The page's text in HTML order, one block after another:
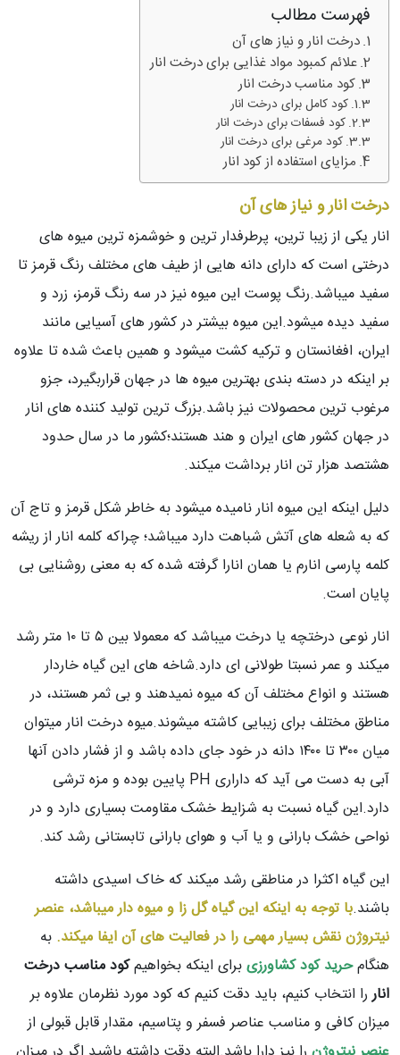
فهرست مطالب
درخت انار و نیاز های آن
علائم کمبود مواد غذایی برای درخت انار
کود مناسب درخت انار
کود کامل برای درخت انار
کود فسفات برای درخت انار
کود مرغی برای درخت انار
مزایای استفاده از کود انار
درخت انار و نیاز های آن
انار یکی از زیبا ترین، پرطرفدار ترین و خوشمزه ترین میوه های
درختی است که دارای دانه هایی از طیف های مختلف رنگ قرمز تا
سفید میباشد.رنگ پوست این میوه نیز در سه رنگ قرمز، زرد و
سفید دیده میشود.این میوه بیشتر در کشور های آسیایی مانند
ایران، افغانستان و ترکیه کشت میشود و همین باعث شده تا علاوه
بر اینکه در دسته بندی بهترین میوه ها در جهان قراربگیرد، جزو
مرغوب ترین محصولات نیز باشد.بزرگ ترین تولید کننده های انار
در جهان کشور های ایران و هند هستند؛کشور ما در سال حدود
هشتصد هزار تن انار برداشت میکند.
دلیل اینکه این میوه انار نامیده میشود به خاطر شکل قرمز و تاج آن
که به شعله های آتش شباهت دارد میباشد؛ چراکه کلمه انار از ریشه
کلمه پارسی انارم یا همان انارا گرفته شده که به معنی روشنایی بی
پایان است.
انار نوعی درختچه یا درخت میباشد که معمولا بین ۵ تا ۱۰ متر رشد
میکند و عمر نسبتا طولانی ای دارد.شاخه های این گیاه خاردار
هستند و انواع مختلف آن که میوه نمیدهند و بی ثمر هستند، در
مناطق مختلف برای زیبایی کاشته میشوند.میوه درخت انار میتوان
میان ۳۰۰ تا ۱۴۰۰ دانه در خود جای داده باشد و از فشار دادن آنها
آبی به دست می آید که داراری PH پایین بوده و مزه ترشی
دارد.این گیاه نسبت به شزایط خشک مقاومت بسیاری دارد و در
نواحی خشک بارانی و یا آب و هوای بارانی تابستانی رشد کند.
این گیاه اکثرا در مناطقی رشد میکند که خاک اسیدی داشته
باشند.با توجه به اینکه این گیاه گل زا و میوه دار میباشد، عنصر
نیتروژن نقش بسیار مهمی را در فعالیت های آن ایفا میکند. به
هنگامحرید کود کشاورزیبرای اینکه بخواهیمکود مناسب درخت
اناررا انتخاب کنیم، باید دقت کنیم که کود مورد نظرمان علاوه بر
میزان کافی و مناسب عناصر فسفر و پتاسیم، مقدار قابل قبولی از